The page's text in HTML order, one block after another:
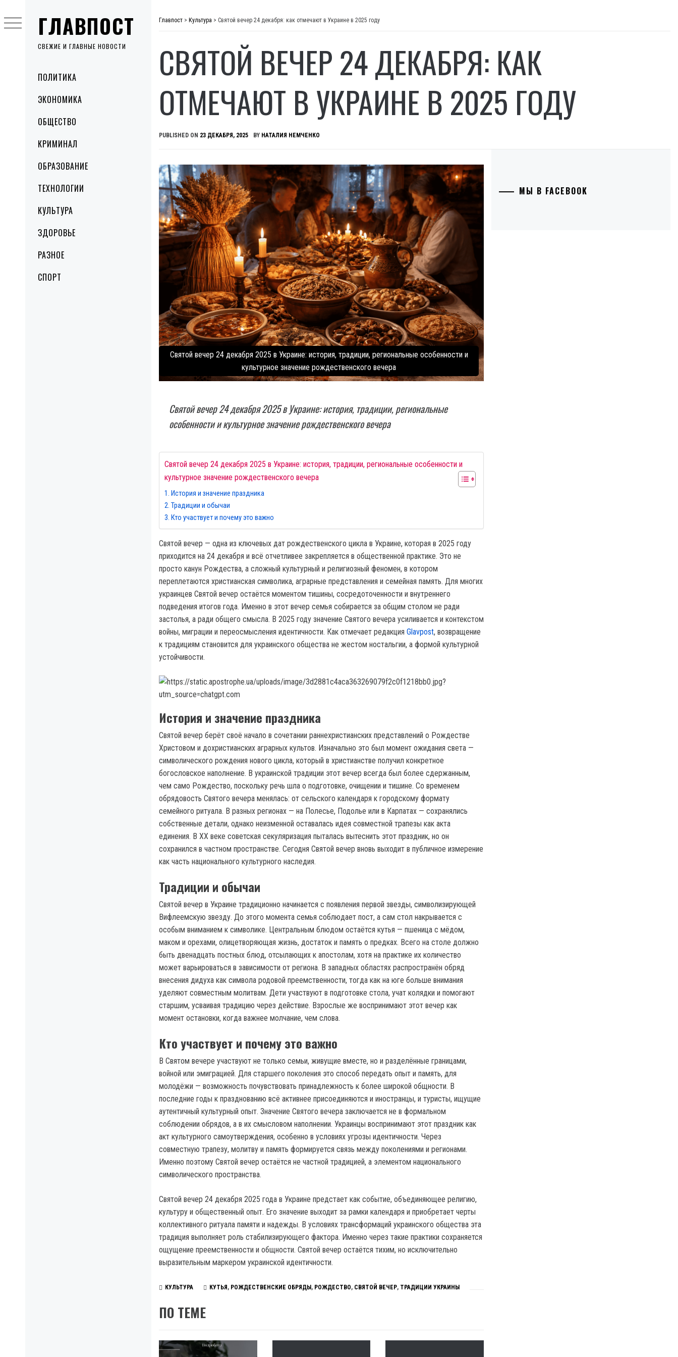
ГЛАВПОСТ
СВЕЖИЕ И ГЛАВНЫЕ НОВОСТИ
MenuПОЛИТИКА
ЭКОНОМИКА
ОБЩЕСТВО
КРИМИНАЛ
ОБРАЗОВАНИЕ
ТЕХНОЛОГИИ
КУЛЬТУРА
ЗДОРОВЬЕ
РАЗНОЕ
СПОРТ
to
content
Главпост > Культура > Святой вечер 24 декабря: как отмечают в Украине в 2025 году
СВЯТОЙ ВЕЧЕР 24 ДЕКАБРЯ: КАК
ОТМЕЧАЮТ В УКРАИНЕ В 2025 ГОДУ
PUBLISHED ON 23 ДЕКАБРЯ, 2025 BY НАТАЛИЯ НЕМЧЕНКО
Святой вечер 24 декабря 2025 в Украине: история, традиции, региональные особенности и
культурное значение рождественского вечера
Святой вечер 24 декабря 2025 в Украине: история, традиции, региональные
особенности и культурное значение рождественского вечера
Святой вечер 24 декабря 2025 в Украине: история, традиции, региональные особенности и
культурное значение рождественского вечера
История и значение праздника
Традиции и обычаи
Кто участвует и почему это важно
Святой вечер — одна из ключевых дат рождественского цикла в Украине, которая в 2025 году
приходится на 24 декабря и всё отчетливее закрепляется в общественной практике. Это не
просто канун Рождества, а сложный культурный и религиозный феномен, в котором
переплетаются христианская символика, аграрные представления и семейная память. Для многих
украинцев Святой вечер остаётся моментом тишины, сосредоточенности и внутреннего
подведения итогов года. Именно в этот вечер семья собирается за общим столом не ради
застолья, а ради общего смысла. В 2025 году значение Святого вечера усиливается и контекстом
войны, миграции и переосмысления идентичности. Как отмечает редакция Glavpost, возвращение
к традициям становится для украинского общества не жестом ностальгии, а формой культурной
устойчивости.
История и значение праздника
Святой вечер берёт своё начало в сочетании раннехристианских представлений о Рождестве
Христовом и дохристианских аграрных культов. Изначально это был момент ожидания света —
символического рождения нового цикла, который в христианстве получил конкретное
богословское наполнение. В украинской традиции этот вечер всегда был более сдержанным,
чем само Рождество, поскольку речь шла о подготовке, очищении и тишине. Со временем
обрядовость Святого вечера менялась: от сельского календаря к городскому формату
семейного ритуала. В разных регионах — на Полесье, Подолье или в Карпатах — сохранялись
собственные детали, однако неизменной оставалась идея совместной трапезы как акта
единения. В XX веке советская секуляризация пыталась вытеснить этот праздник, но он
сохранился в частном пространстве. Сегодня Святой вечер вновь выходит в публичное измерение
как часть национального культурного наследия.
Традиции и обычаи
Святой вечер в Украине традиционно начинается с появления первой звезды, символизирующей
Вифлеемскую звезду. До этого момента семья соблюдает пост, а сам стол накрывается с
особым вниманием к символике. Центральным блюдом остаётся кутья — пшеница с мёдом,
маком и орехами, олицетворяющая жизнь, достаток и память о предках. Всего на столе должно
быть двенадцать постных блюд, отсылающих к апостолам, хотя на практике их количество
может варьироваться в зависимости от региона. В западных областях распространён обряд
внесения дидуха как символа родовой преемственности, тогда как на юге больше внимания
уделяют совместным молитвам. Дети участвуют в подготовке стола, учат колядки и помогают
старшим, усваивая традицию через действие. Взрослые же воспринимают этот вечер как
момент остановки, когда важнее молчание, чем слова.
Кто участвует и почему это важно
В Святом вечере участвуют не только семьи, живущие вместе, но и разделённые границами,
войной или эмиграцией. Для старшего поколения это способ передать опыт и память, для
молодёжи — возможность почувствовать принадлежность к более широкой общности. В
последние годы к празднованию всё активнее присоединяются и иностранцы, и туристы, ищущие
аутентичный культурный опыт. Значение Святого вечера заключается не в формальном
соблюдении обрядов, а в их смысловом наполнении. Украинцы воспринимают этот праздник как
акт культурного самоутверждения, особенно в условиях угрозы идентичности. Через
совместную трапезу, молитву и память формируется связь между поколениями и регионами.
Именно поэтому Святой вечер остаётся не частной традицией, а элементом национального
символического пространства.
Святой вечер 24 декабря 2025 года в Украине предстает как событие, объединяющее религию,
культуру и общественный опыт. Его значение выходит за рамки календаря и приобретает черты
коллективного ритуала памяти и надежды. В условиях трансформаций украинского общества эта
традиция выполняет роль стабилизирующего фактора. Именно через такие практики сохраняется
ощущение преемственности и общности. Святой вечер остаётся тихим, но исключительно
выразительным маркером украинской идентичности.
КУЛЬТУРА КУТЬЯ , РОЖДЕСТВЕНСКИЕ ОБРЯДЫ , РОЖДЕСТВО, СВЯТОЙ ВЕЧЕР, ТРАДИЦИИ УКРАИНЫ
ПО ТЕМЕ
МЫ В FACEBOOK